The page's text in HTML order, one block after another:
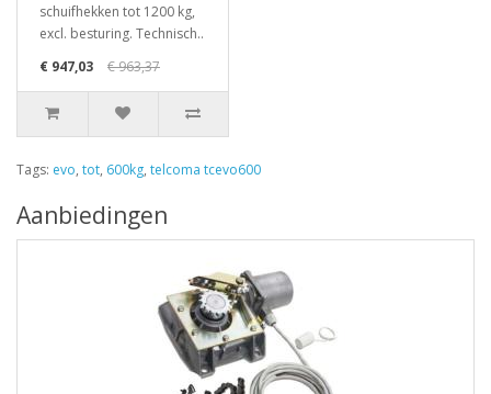
schuifhekken tot 1200 kg,
excl. besturing. Technisch..
€ 947,03
€ 963,37
Tags: evo, tot, 600kg, telcoma tcevo600
Aanbiedingen